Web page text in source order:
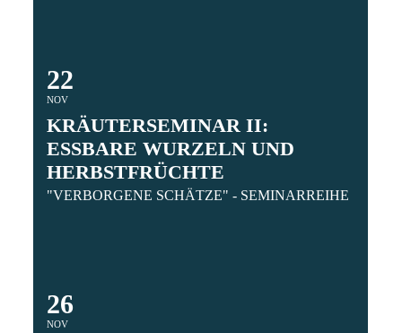
22
NOV
KRÄUTERSEMINAR II: ESSBARE
WURZELN UND HERBSTFRÜCHTE
"VERBORGENE SCHÄTZE" - SEMINARREIHE
26
NOV